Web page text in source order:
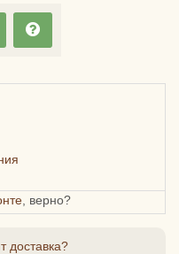
, верно?
доставка?